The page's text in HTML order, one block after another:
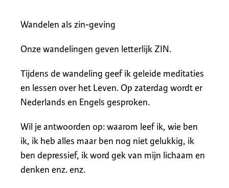
Wandelen als zin-geving
Onze wandelingen geven letterlijk ZIN.
Tijdens de wandeling geef ik geleide meditaties
en lessen over het Leven. Op zaterdag wordt er
Nederlands en Engels gesproken.
Wil je antwoorden op: waarom leef ik, wie ben
ik, ik heb alles maar ben nog niet gelukkig, ik
ben depressief, ik word gek van mijn lichaam en
denken enz. enz.